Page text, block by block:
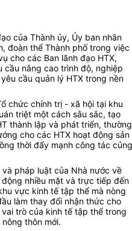
của Thành ủy, Ủy ban nhân
đoàn thể Thành phố trong việc
cho các Ban lãnh đạo HTX,
nâng cao trình độ, nghiệp
cầu quản lý HTX trong nền
chức chính trị - xã hội tại khu
triệt một cách sâu sắc, tạo
thành lập và phát triển, thường
cho các HTX hoạt động sản
thời đẩy mạnh công tác củng
pháp luật của Nhà nước về
nhiều mặt và trực tiếp đến
vực kinh tế tập thể mà nòng
làm thay đổi nhận thức cho
trò của kinh tế tập thể trong
thôn mới.